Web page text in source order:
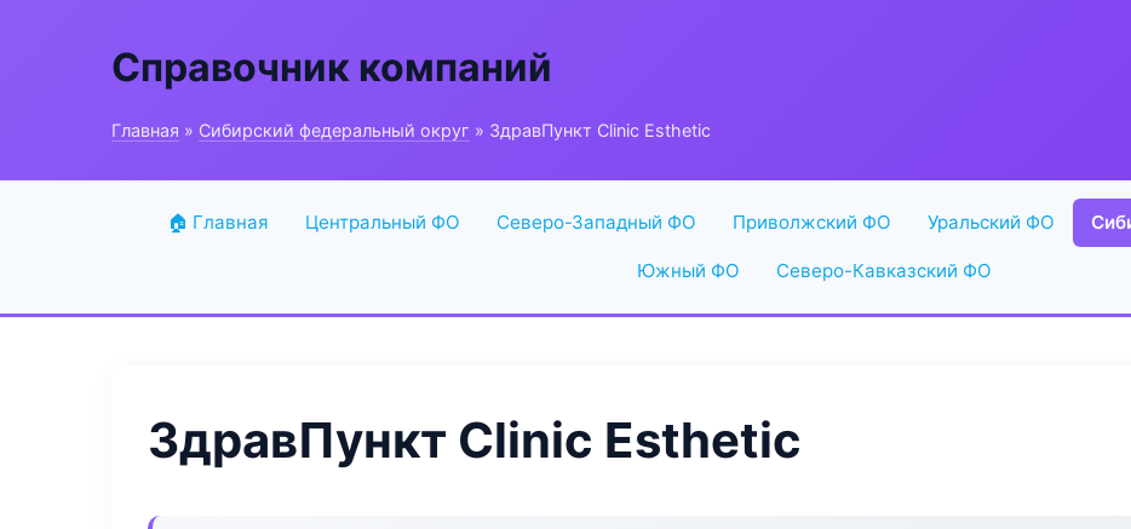
Справочник компаний
Главная » Сибирский федеральный округ » ЗдравПункт Clinic Esthetic
🏠 Главная Центральный ФО Северо-Западный ФО Приволжский ФО Уральский ФО
Южный ФО Северо-Кавказский ФО
ЗдравПункт Clinic Esthetic